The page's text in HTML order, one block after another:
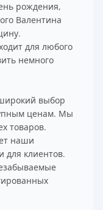
рождения,
Валентина
для любого
немного
выбор
ценам. Мы
товаров.
наши
для клиентов.